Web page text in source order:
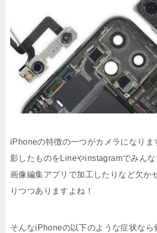
iPhoneの特徴の一つがカメラになりま
影したものをLineやinstagramでみんな
画像編集アプリで加工したりなど欠か
りつつありますよね！
そんなiPhoneの以下のような症状なら